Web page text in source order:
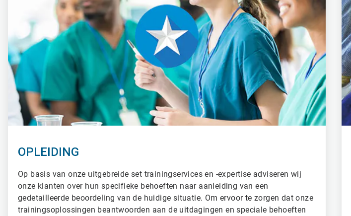
OPLEIDING
Op basis van onze uitgebreide set trainingservices en -expertise adviseren wij
onze klanten over hun specifieke behoeften naar aanleiding van een
gedetailleerde beoordeling van de huidige situatie. Om ervoor te zorgen dat onze
trainingsoplossingen beantwoorden aan de uitdagingen en speciale behoeften